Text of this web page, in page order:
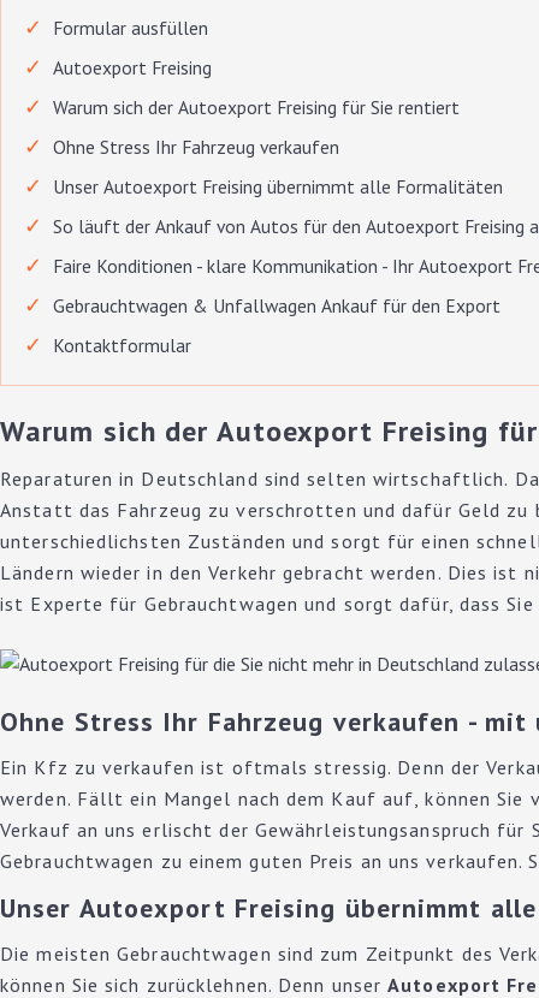
Formular ausfüllen
Autoexport Freising
Warum sich der Autoexport Freising für Sie rentiert
Ohne Stress Ihr Fahrzeug verkaufen
Unser Autoexport Freising übernimmt alle Formalitäten
So läuft der Ankauf von Autos für den Autoexport Freising
Faire Konditionen - klare Kommunikation - Ihr Autoexport
Gebrauchtwagen & Unfallwagen Ankauf für den Export
Kontaktformular
Warum sich der Autoexport Freising
Reparaturen in Deutschland sind selten wirtschaftlich.
Anstatt das Fahrzeug zu verschrotten und dafür Geld zu
unterschiedlichsten Zuständen und sorgt für einen
Ländern wieder in den Verkehr gebracht werden. Dies
ist Experte für Gebrauchtwagen und sorgt dafür, dass
Ohne Stress Ihr Fahrzeug verkaufen -
Ein Kfz zu verkaufen ist oftmals stressig. Denn der
werden. Fällt ein Mangel nach dem Kauf auf, können
Verkauf an uns erlischt der Gewährleistungsanspruch für
Gebrauchtwagen zu einem guten Preis an uns
Unser Autoexport Freising übernimmt
Die meisten Gebrauchtwagen sind zum Zeitpunkt des
können Sie sich zurücklehnen. Denn unserAutoexport